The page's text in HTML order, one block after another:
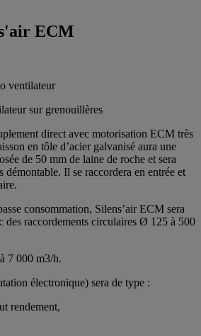
ECM
ventilateur
sur grenouillères
direct avec motorisation ECM très
en tôle d’acier galvanisé aura une
de 50 mm de laine de roche et sera
démontable. Il se raccordera en entrée et
consommation, Silens’air ECM sera
des raccordements circulaires Ø 125 à 500
7 000 m3/h.
électronique) sera de type :
rendement,